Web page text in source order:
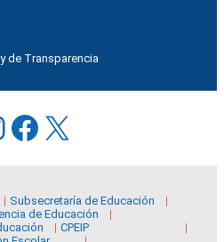
de Transparencia
Facebook
X
Subsecretaría de Educación
de Educación
CPEIP